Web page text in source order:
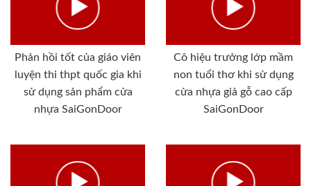
Phản hồi tốt của giáo viên
luyện thi thpt quốc gia khi
sử dụng sản phẩm cửa
nhựa SaiGonDoor
Cô hiệu trưởng lớp mầm
non tuổi thơ khi sử dụng
cửa nhựa giả gỗ cao cấp
SaiGonDoor